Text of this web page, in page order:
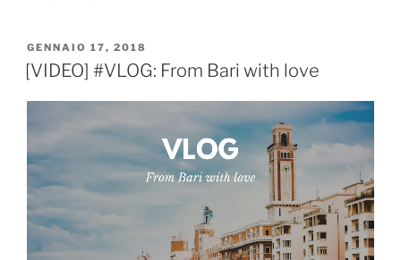
PUBBLICATO
IL
GENNAIO 17, 2018
[VIDEO] #VLOG: From Bari with love